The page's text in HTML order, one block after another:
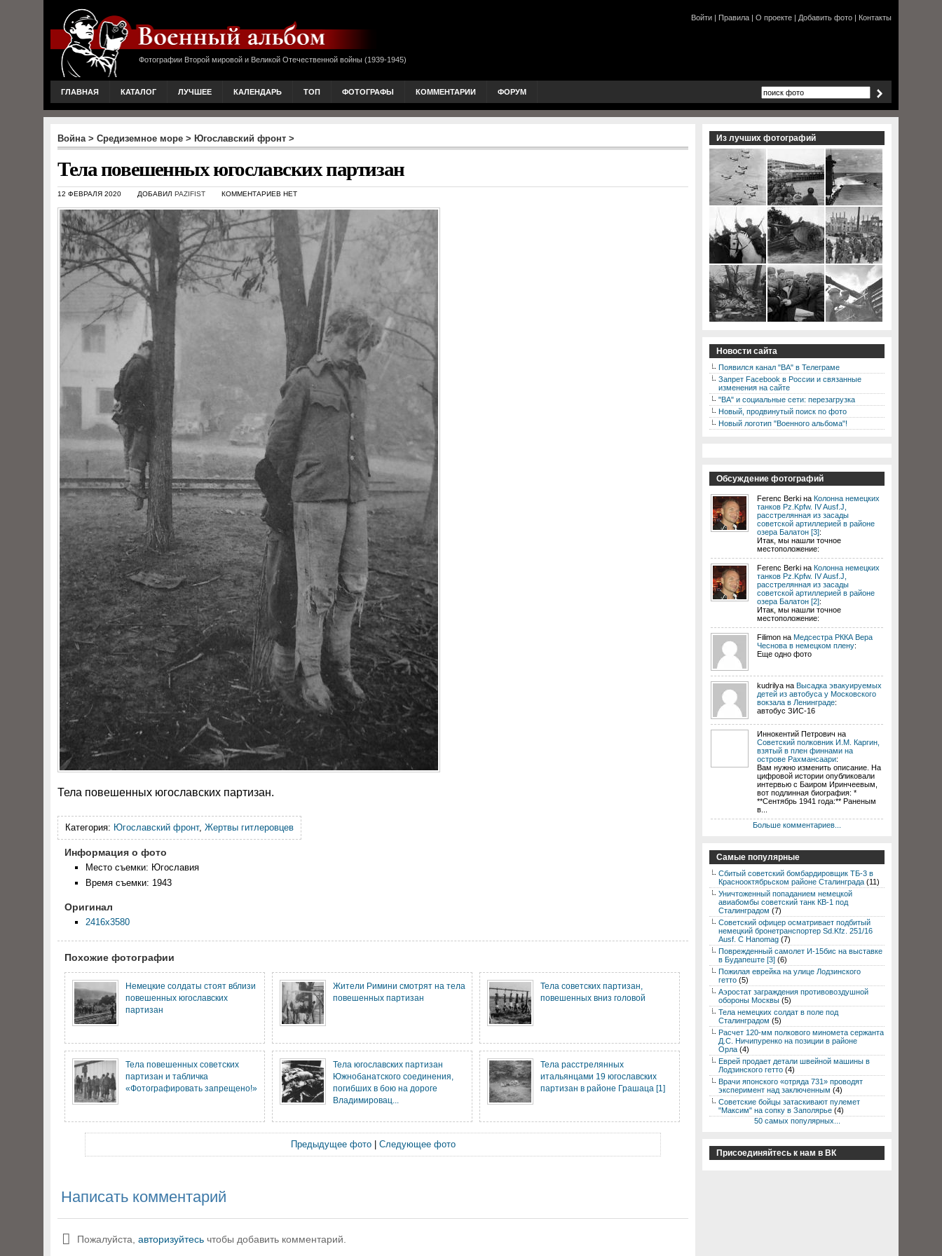
Фотографии Второй мировой и Великой Отечественной войны (1939-1945)
Войти | Правила | О проекте | Добавить фото | Контакты
ГЛАВНАЯ КАТАЛОГ ЛУЧШЕЕ КАЛЕНДАРЬ ТОП ФОТОГРАФЫ КОММЕНТАРИИ ФОРУМ
Война> Средиземное море > Югославский фронт >
Тела повешенных югославских партизан
12 ФЕВРАЛЯ 2020 ДОБАВИЛ PAZIFIST КОММЕНТАРИЕВ НЕТ
Тела повешенных югославских партизан.
Категория: Югославский фронт, Жертвы гитлеровцев
Информация о фото
Место съемки: Югославия
Время съемки: 1943
Оригинал
2416x3580
Похожие фотографии
Немецкие солдаты стоят вблизи
повешенных югославских
партизан
Жители Римини смотрят на тела
повешенных партизан
Тела советских партизан,
повешенных вниз головой
Тела повешенных советских
партизан и табличка
«Фотографировать запрещено!»
Тела югославских партизан
Южнобанатского соединения,
погибших в бою на дороге
Владимировац...
Тела расстрелянных
итальянцами 19 югославских
партизан в районе Грашаца [1]
Предыдущее фото| Следующее фото
Написать комментарий
Пожалуйста, авторизуйтесь чтобы добавить комментарий.
Из лучших фотографий
Новости сайта
Появился канал "ВА" в Телеграме
Запрет Facebook в России и связанные
изменения на сайте
"ВА" и социальные сети: перезагрузка
Новый, продвинутый поиск по фото
Новый логотип "Военного альбома"!
Обсуждение фотографий
Ferenc Berki на Колонна немецких
танков Pz.Kpfw. IV Ausf.J,
расстрелянная из засады
советской артиллерией в районе
озера Балатон [3]:
Итак, мы нашли точное
местоположение:
Ferenc Berki на Колонна немецких
танков Pz.Kpfw. IV Ausf.J,
расстрелянная из засады
советской артиллерией в районе
озера Балатон [2]:
Итак, мы нашли точное
местоположение:
Filimon на Медсестра РККА Вера
Чеснова в немецком плену:
Еще одно фото
kudrilya на Высадка эвакуируемых
детей из автобуса у Московского
вокзала в Ленинграде:
автобус ЗИС-16
Иннокентий Петрович на
Советский полковник И.М. Каргин,
взятый в плен финнами на
острове Рахмансаари:
Вам нужно изменить описание. На
цифровой истории опубликовали
интервью с Баиром Иринчеевым,
вот подлинная биография: *
**Сентябрь 1941 года:** Раненым
в...
Больше комментариев...
Самые популярные
Сбитый советский бомбардировщик ТБ-3 в
Краснооктябрьском районе Сталинграда (11)
Уничтоженный попаданием немецкой
авиабомбы советский танк КВ-1 под
Сталинградом (7)
Советский офицер осматривает подбитый
немецкий бронетранспортер Sd.Kfz. 251/16
Ausf. C Hanomag (7)
Поврежденный самолет И-15бис на выставке
в Будапеште [3] (6)
Пожилая еврейка на улице Лодзинского
гетто (5)
Аэростат заграждения противовоздушной
обороны Москвы (5)
Тела немецких солдат в поле под
Сталинградом (5)
Расчет 120-мм полкового миномета сержанта
Д.С. Ничипуренко на позиции в районе
Орла (4)
Еврей продает детали швейной машины в
Лодзинского гетто (4)
Врачи японского «отряда 731» проводят
эксперимент над заключенным (4)
Советские бойцы затаскивают пулемет
"Максим" на сопку в Заполярье (4)
50 самых популярных...
Присоединяйтесь к нам в ВК